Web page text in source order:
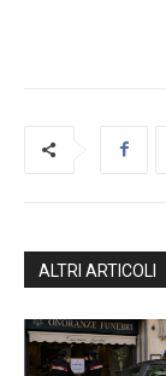
ALTRI ARTICOLI